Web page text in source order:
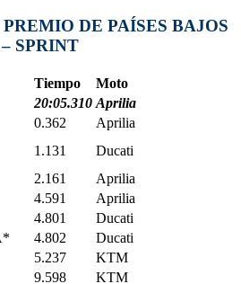
DE PAÍSES BAJOS
– SPRINT
Tiempo
Moto
20:05.310 Aprilia
0.362
Aprilia
1.131
Ducati
2.161
Aprilia
4.591
Aprilia
4.801
Ducati
4.802
Ducati
5.237
KTM
9.598
KTM